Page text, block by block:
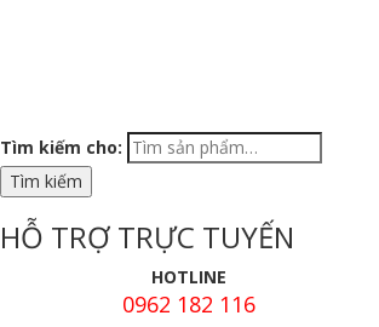
Tìm kiếm cho:
HỖ TRỢ TRỰC TUYẾN
HOTLINE
0962 182 116